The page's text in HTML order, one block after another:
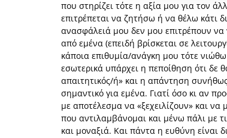
που στηρίζει τότε η αξία μου για τον
επιτρέπεται να ζητήσω ή να θέλω κάτι
ανασφάλειά μου δεν μου επιτρέπουν να
από εμένα (επειδή βρίσκεται σε
κάποια επιθυμία/ανάγκη μου τότε
εσωτερικά υπάρχει η πεποίθηση ότι δε
απαιτητικός/ή» και η απάντηση συνήθως
σημαντικό για εμένα. Γιατί όσο κι αν
με αποτέλεσμα να «ξεχειλίζουν» και
που αντιλαμβάνομαι και μένω πάλι με
και μοναξιά. Και πάντα η ευθύνη είναι